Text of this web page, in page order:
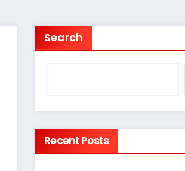
Search
Recent Posts